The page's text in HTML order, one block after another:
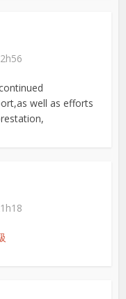
well as efforts